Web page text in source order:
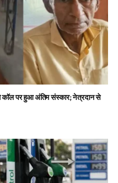
कॉल पर हुआ अंतिम संस्कार; नेत्रदान से